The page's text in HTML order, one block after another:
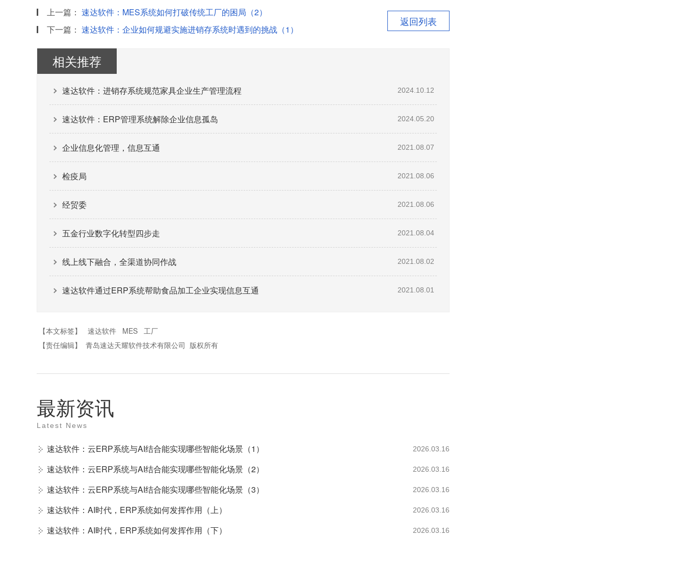
上一篇： 速达软件：MES系统如何打破传统工厂的困局（2）
下一篇： 速达软件：企业如何规避实施进销存系统时遇到的挑战（1）
返回列表
相关推荐
速达软件：进销存系统规范家具企业生产管理流程 2024.10.12
速达软件：ERP管理系统解除企业信息孤岛 2024.05.20
企业信息化管理，信息互通 2021.08.07
检疫局 2021.08.06
经贸委 2021.08.06
五金行业数字化转型四步走 2021.08.04
线上线下融合，全渠道协同作战 2021.08.02
速达软件通过ERP系统帮助食品加工企业实现信息互通 2021.08.01
【本文标签】 速达软件 MES 工厂
【责任编辑】
青岛速达天耀软件技术有限公司 版权所有
最新资讯
Latest News
速达软件：云ERP系统与AI结合能实现哪些智能化场景（1） 2026.03.16
速达软件：云ERP系统与AI结合能实现哪些智能化场景（2） 2026.03.16
速达软件：云ERP系统与AI结合能实现哪些智能化场景（3） 2026.03.16
速达软件：AI时代，ERP系统如何发挥作用（上） 2026.03.16
速达软件：AI时代，ERP系统如何发挥作用（下） 2026.03.16